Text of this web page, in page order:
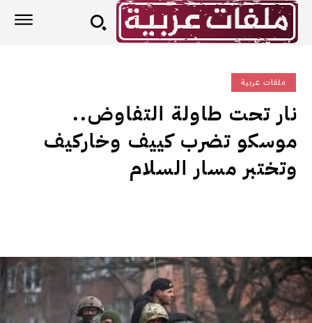
ملفات عربية
نار تحت طاولة التفاوض..
موسكو تضرب كييف وخاركيف
وتختبر مسار السلام